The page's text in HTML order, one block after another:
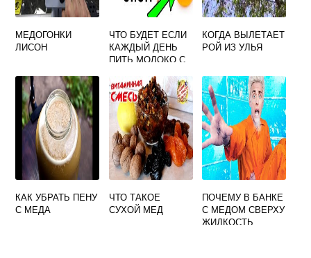
МЕДОГОНКИ
ЛИСОН
ЧТО БУДЕТ ЕСЛИ
КАЖДЫЙ ДЕНЬ
ПИТЬ МОЛОКО С
КОГДА ВЫЛЕТАЕТ
РОЙ ИЗ УЛЬЯ
КАК УБРАТЬ ПЕНУ
С МЕДА
ЧТО ТАКОЕ
СУХОЙ МЕД
ПОЧЕМУ В БАНКЕ
С МЕДОМ СВЕРХУ
ЖИДКОСТЬ